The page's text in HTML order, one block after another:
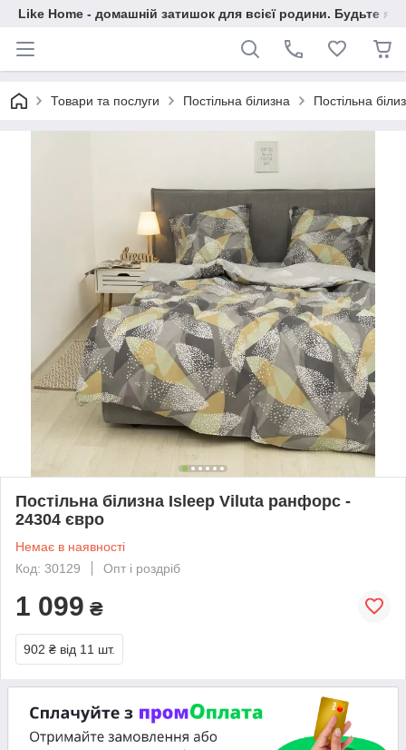
Like Home - домашній затишок для всієї родини. Будьте як
Товари та послуги Постільна білизна Постільна
Постільна білизна Isleep Viluta ранфорс -
24304 євро
Немає в наявності
Код: 30129
Опт і роздріб
1 099 ₴
902 ₴ від 11 шт.